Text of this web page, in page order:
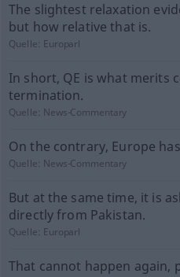
The slightest relaxation
but how relative that is.
Quelle: Europarl
In short, QE is what merits
termination.
Quelle: News-Commentary
On the contrary, Europe
Quelle: News-Commentary
But at the same time, it is
directly from Pakistan.
Quelle: Europarl
That cannot happen again,